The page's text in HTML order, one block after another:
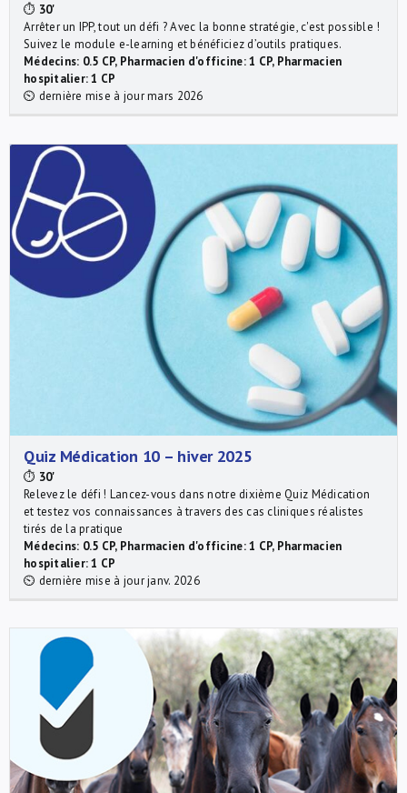
⏱ 30'
Arrêter un IPP, tout un défi ? Avec la bonne stratégie, c'est possible !
Suivez le module e-learning et bénéficiez d’outils pratiques.
Médecins: 0.5 CP, Pharmacien d'officine: 1 CP, Pharmacien
hospitalier: 1 CP
⏲ dernière mise à jour mars 2026
Quiz Médication 10 – hiver 2025
⏱ 30'
Relevez le défi ! Lancez-vous dans notre dixième Quiz Médication
et testez vos connaissances à travers des cas cliniques réalistes
tirés de la pratique
Médecins: 0.5 CP, Pharmacien d'officine: 1 CP, Pharmacien
hospitalier: 1 CP
⏲ dernière mise à jour janv. 2026